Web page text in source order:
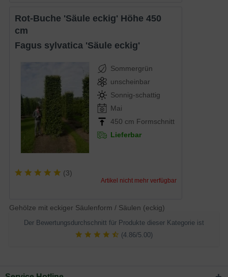
Rot-Buche 'Säule eckig' Höhe 450
cm
Fagus sylvatica 'Säule eckig'
Sommergrün
unscheinbar
Sonnig-schattig
Mai
450 cm Formschnitt
Lieferbar
(3)
Artikel nicht mehr verfügbar
Gehölze mit eckiger Säulenform / Säulen (eckig)
Der Bewertungsdurchschnitt für Produkte dieser Kategorie ist
(4.86/5.00)